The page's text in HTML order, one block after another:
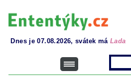
Dnes je 07.08.2026, svátek má Lada